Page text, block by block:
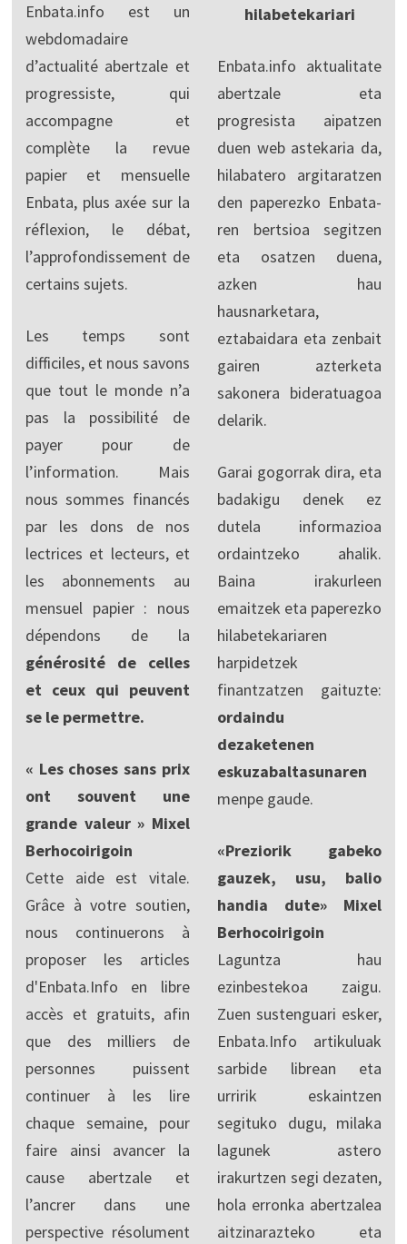
Enbata.info est un
webdomadaire
d’actualité abertzale et
progressiste, qui
accompagne et
complète la revue
papier et mensuelle
Enbata, plus axée sur la
réflexion, le débat,
l’approfondissement de
certains sujets.
Les temps sont
difficiles, et nous savons
que tout le monde n’a
pas la possibilité de
payer pour de
l’information. Mais
nous sommes financés
par les dons de nos
lectrices et lecteurs, et
les abonnements au
mensuel papier : nous
dépendons de la
générosité de celles
et ceux qui peuvent
se le permettre.
« Les choses sans prix
ont souvent une
grande valeur » Mixel
Berhocoirigoin
Cette aide est vitale.
Grâce à votre soutien,
nous continuerons à
proposer les articles
d'Enbata.Info en libre
accès et gratuits, afin
que des milliers de
personnes puissent
continuer à les lire
chaque semaine, pour
faire ainsi avancer la
cause abertzale et
l’ancrer dans une
perspective résolument
hilabetekariari
Enbata.info aktualitate
abertzale eta
progresista aipatzen
duen web astekaria da,
hilabatero argitaratzen
den paperezko Enbata-
ren bertsioa segitzen
eta osatzen duena,
azken hau
hausnarketara,
eztabaidara eta zenbait
gairen azterketa
sakonera bideratuagoa
delarik.
Garai gogorrak dira, eta
badakigu denek ez
dutela informazioa
ordaintzeko ahalik.
Baina irakurleen
emaitzek eta paperezko
hilabetekariaren
harpidetzek
finantzatzen gaituzte:
ordaindu
dezaketenen
eskuzabaltasunaren
menpe gaude.
«Preziorik gabeko
gauzek, usu, balio
handia dute» Mixel
Berhocoirigoin
Laguntza hau
ezinbestekoa zaigu.
Zuen sustenguari esker,
Enbata.Info artikuluak
sarbide librean eta
urririk eskaintzen
segituko dugu, milaka
lagunek astero
irakurtzen segi dezaten,
hola erronka abertzalea
aitzinarazteko eta